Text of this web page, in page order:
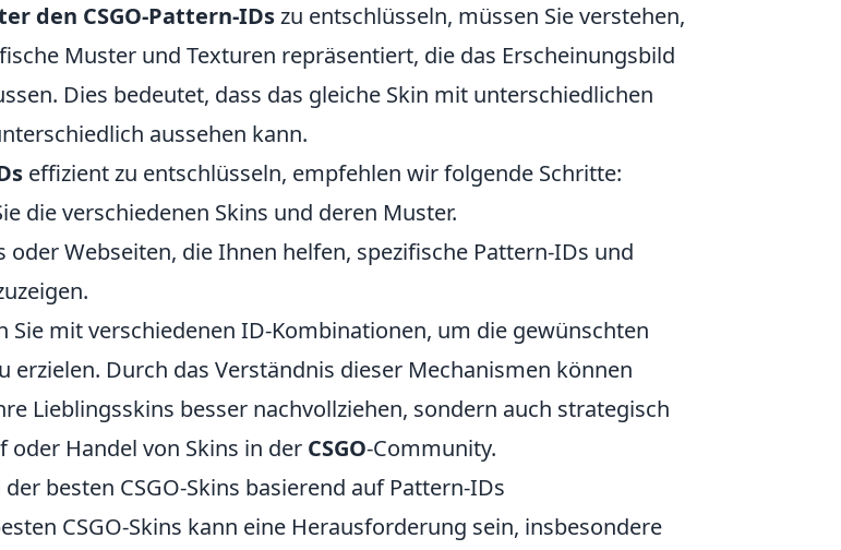
den CSGO-Pattern-IDszu entschlüsseln, müssen Sie verstehen,
Muster und Texturen repräsentiert, die das Erscheinungsbild
Dies bedeutet, dass das gleiche Skin mit unterschiedlichen
aussehen kann.
effizient zu entschlüsseln, empfehlen wir folgende Schritte:
die verschiedenen Skins und deren Muster.
oder Webseiten, die Ihnen helfen, spezifische Pattern-IDs und
Sie mit verschiedenen ID-Kombinationen, um die gewünschten
erzielen. Durch das Verständnis dieser Mechanismen können
Lieblingsskins besser nachvollziehen, sondern auch strategisch
oder Handel von Skins in der CSGO-Community.
besten CSGO-Skins basierend auf Pattern-IDs
CSGO-Skins kann eine Herausforderung sein, insbesondere